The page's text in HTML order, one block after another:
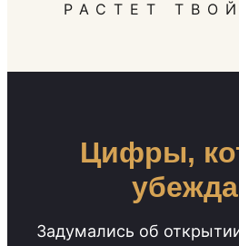
РАСТЕТ
Цифры,
Задумались об